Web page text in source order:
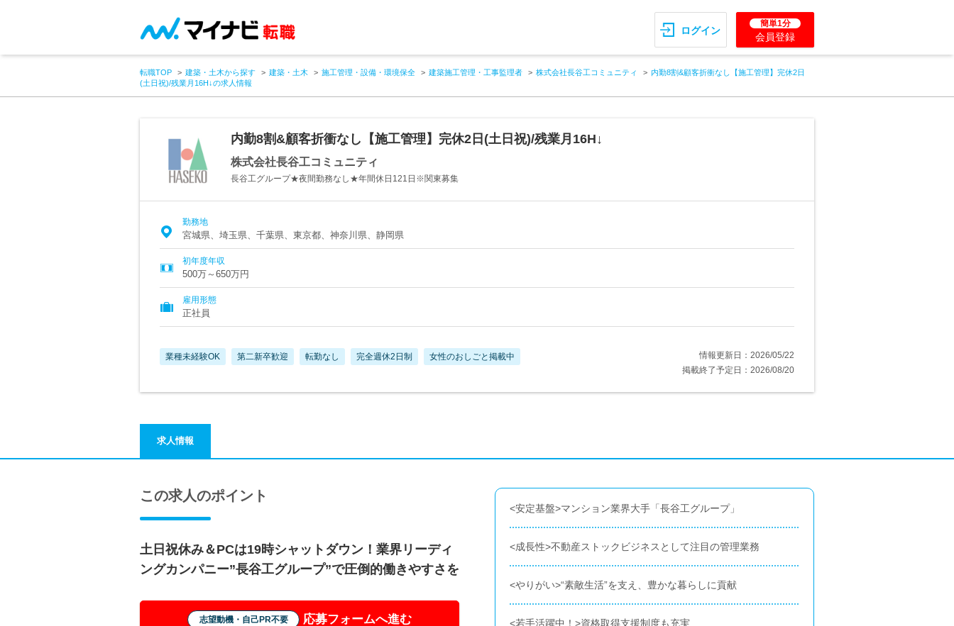
ログイン
簡単1分
会員登録
転職TOP 建築・土木から探す 建築・土木 施工管理・設備・環境保全 建築施工管理・工事監理者 株式会社長谷工コミュニティ
内勤8割&顧客折衝なし【施工管理】完休2日
(土日祝)/残業月16H↓の求人情報
内勤8割&顧客折衝なし【施工管理】完休2日(土日祝)/残業月16H↓
株式会社長谷工コミュニティ
長谷工グループ★夜間勤務なし★年間休日121日※関東募集
勤務地
宮城県、埼玉県、千葉県、東京都、神奈川県、静岡県
初年度年収
500万～650万円
雇用形態
正社員
業種未経験OK 第二新卒歓迎 転勤なし 完全週休2日制 女性のおしごと掲載中
情報更新日：2026/05/22
掲載終了予定日：2026/08/20
求人情報
この求人のポイント
土日祝休み＆PCは19時シャットダウン！業界リーディ
ングカンパニー”長谷工グループ”で圧倒的働きやすさを
志望動機・自己PR不要 応募フォームへ進む
<安定基盤>マンション業界大手「長谷工グループ」
<成長性>不動産ストックビジネスとして注目の管理業務
<やりがい>“素敵生活”を支え、豊かな暮らしに貢献
<若手活躍中！>資格取得支援制度も充実